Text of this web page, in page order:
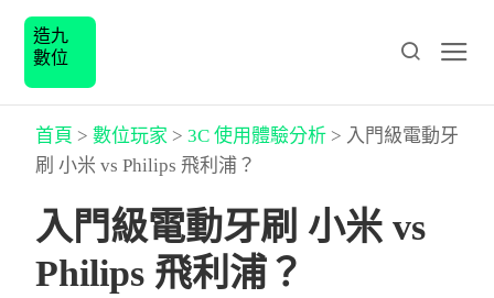
造九
數位
首頁 > 數位玩家 > 3C 使用體驗分析 > 入門級電動牙
刷 小米 vs Philips 飛利浦？
入門級電動牙刷 小米 vs
Philips 飛利浦？